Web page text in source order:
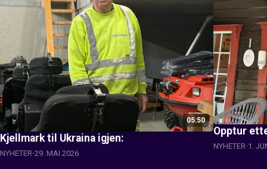
05:50
Kjellmark til Ukraina igjen:
NYHETER 29. MAI 2026
Opptur
NYHETER 1.